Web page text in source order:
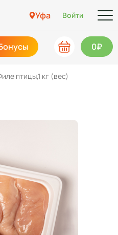
Уфа Войти
0₽
птицы,1 кг (вес)